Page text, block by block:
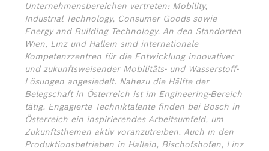
Unternehmensbereichen vertreten: Mobility,
Industrial Technology, Consumer Goods sowie
Energy and Building Technology. An den Standorten
Wien, Linz und Hallein sind internationale
Kompetenzzentren für die Entwicklung innovativer
und zukunftsweisender Mobilitäts- und Wasserstoff-
Lösungen angesiedelt. Nahezu die Hälfte der
Belegschaft in Österreich ist im Engineering-Bereich
tätig. Engagierte Techniktalente finden bei Bosch in
Österreich ein inspirierendes Arbeitsumfeld, um
Zukunftsthemen aktiv voranzutreiben. Auch in den
Produktionsbetrieben in Hallein, Bischofshofen, Linz